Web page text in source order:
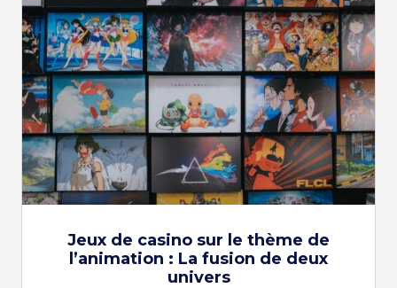
Jeux de casino sur le thème de
l’animation : La fusion de deux
univers